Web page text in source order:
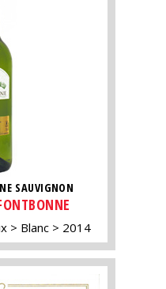
SAUVIGNON
Blanc 2014